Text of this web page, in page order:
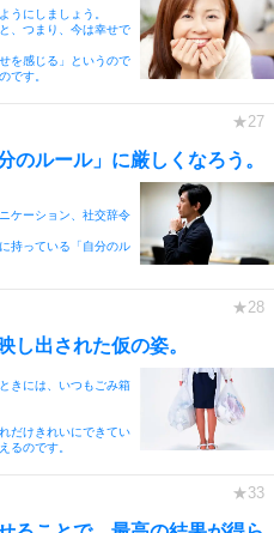
うにしましょう。
、つまり、今は幸せで
を感じる」というので
です。
のルール」に厳しくなろう。
ケーション、社交辞令
持っている「自分のル
し出された仮の姿。
きには、いつもごみ箱
だけきれいにできてい
るのです。